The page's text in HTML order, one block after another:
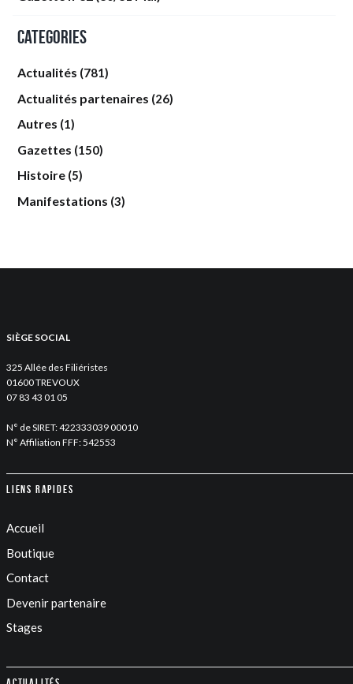
Categories
Actualités (781)
Actualités partenaires (26)
Autres (1)
Gazettes (150)
Histoire (5)
Manifestations (3)
SIÈGE SOCIAL
325 Allée des Filiéristes
01600 TREVOUX
07 83 43 01 05
N° de SIRET: 422333039 00010
N° Affiliation FFF: 542553
Liens rapides
Accueil
Boutique
Contact
Devenir partenaire
Stages